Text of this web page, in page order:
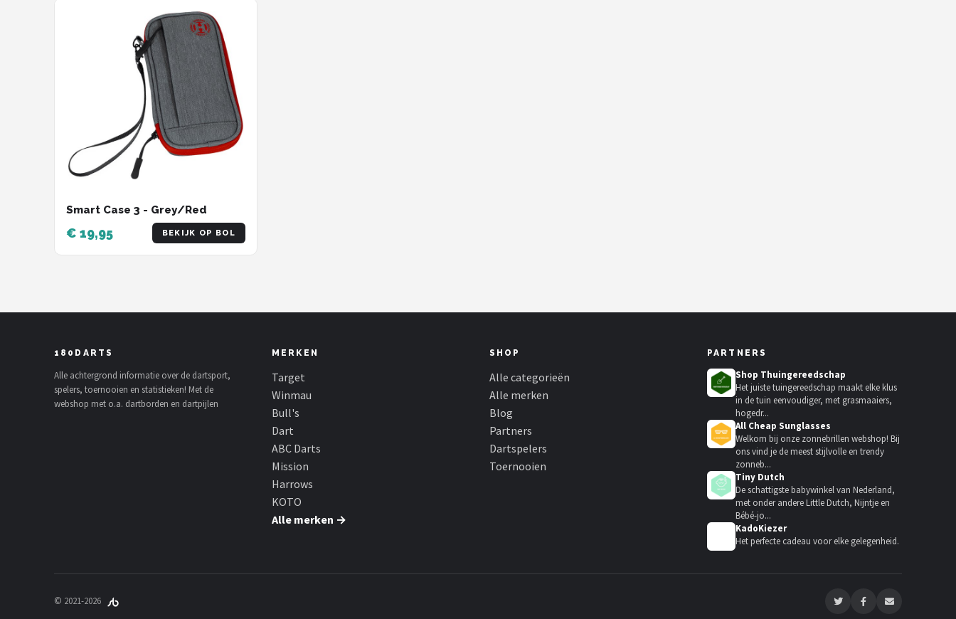
Smart Case 3 - Grey/Red
€ 19,95 BEKIJK OP BOL
180DARTS
Alle achtergrond informatie over de dartsport,
spelers, toernooien en statistieken! Met de
webshop met o.a. dartborden en dartpijlen
MERKEN
Target
Winmau
Bull's
Dart
ABC Darts
Mission
Harrows
KOTO
Alle merken →
SHOP
Alle categorieën
Alle merken
Blog
Partners
Dartspelers
Toernooien
PARTNERS
Shop Thuingereedschap
Het juiste tuingereedschap maakt elke klus
in de tuin eenvoudiger, met grasmaaiers,
hogedr...
All Cheap Sunglasses
Welkom bij onze zonnebrillen webshop! Bij
ons vind je de meest stijlvolle en trendy
zonneb...
Tiny Dutch
De schattigste babywinkel van Nederland,
met onder andere Little Dutch, Nijntje en
Bébé-jo...
KadoKiezer
Het perfecte cadeau voor elke gelegenheid.
© 2021-2026